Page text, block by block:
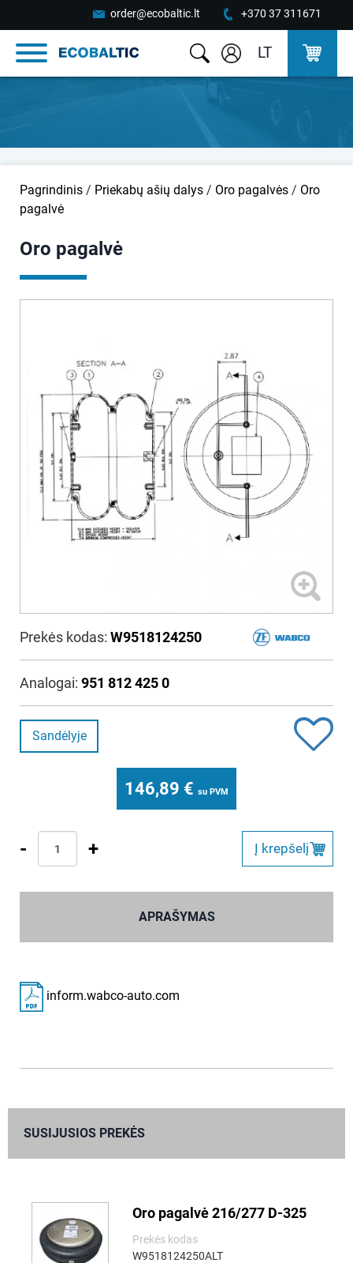
order@ecobaltic.lt +370 37 311671
LT
Pagrindinis / Priekabų ašių dalys / Oro pagalvės / Oro
pagalvė
Oro pagalvė
Prekės kodas: W9518124250
Analogai: 951 812 425 0
Sandėlyje
146,89 € su PVM
- + Į krepšelį
APRAŠYMAS
inform.wabco-auto.com
SUSIJUSIOS PREKĖS
Oro pagalvė 216/277 D-325
Prekės kodas
W9518124250ALT